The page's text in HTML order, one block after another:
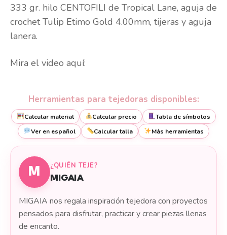
333 gr. hilo CENTOFILI de Tropical Lane, aguja de
crochet Tulip Etimo Gold 4.00mm, tijeras y aguja
lanera.
Mira el video aquí:
Herramientas para tejedoras disponibles:
Calcular material Calcular precio
Tabla de símbolos
Ver en español
Calcular talla Más herramientas
M
¿QUIÉN TEJE?
MIGAIA
MIGAIA nos regala inspiración tejedora con proyectos
pensados para disfrutar, practicar y crear piezas llenas
de encanto.